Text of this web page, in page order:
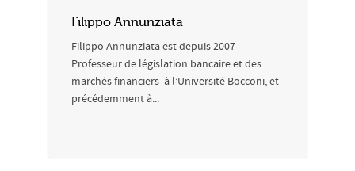
Filippo Annunziata
Filippo Annunziata est depuis 2007
Professeur de législation bancaire et des
marchés financiers à l’Université Bocconi, et
précédemment à...